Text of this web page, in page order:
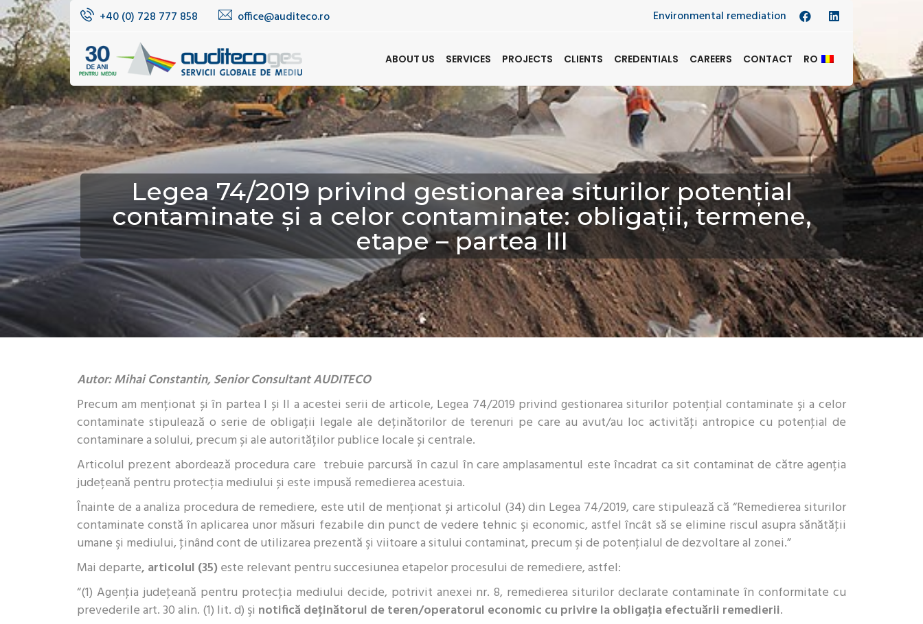
+40 (0) 728 777 858 office@auditeco.ro Environmental remediation
ABOUT US SERVICES PROJECTS CLIENTS CREDENTIALS CAREERS CONTACT RO
Legea 74/2019 privind gestionarea siturilor potențial
contaminate și a celor contaminate: obligații, termene,
etape – partea III
Autor: Mihai Constantin, Senior Consultant AUDITECO
Precum am menționat și în partea I și II a acestei serii de articole, Legea 74/2019 privind gestionarea siturilor potenţial contaminate şi a celor
contaminate stipulează o serie de obligații legale ale deținătorilor de terenuri pe care au avut/au loc activităţi antropice cu potenţial de
contaminare a solului, precum și ale autorităților publice locale și centrale.
Articolul prezent abordează procedura care trebuie parcursă în cazul în care amplasamentul este încadrat ca sit contaminat de către agenția
județeană pentru protecția mediului și este impusă remedierea acestuia.
Înainte de a analiza procedura de remediere, este util de menționat și articolul (34) din Legea 74/2019, care stipulează că “Remedierea siturilor
contaminate constă în aplicarea unor măsuri fezabile din punct de vedere tehnic şi economic, astfel încât să se elimine riscul asupra sănătăţii
umane şi mediului, ţinând cont de utilizarea prezentă şi viitoare a sitului contaminat, precum şi de potenţialul de dezvoltare al zonei.”
Mai departe, articolul (35)este relevant pentru succesiunea etapelor procesului de remediere, astfel:
“(1) Agenţia judeţeană pentru protecţia mediului decide, potrivit anexei nr. 8, remedierea siturilor declarate contaminate în conformitate cu
prevederile art. 30 alin. (1) lit. d) şi notifică deţinătorul de teren/operatorul economic cu privire la obligaţia efectuării remedierii.